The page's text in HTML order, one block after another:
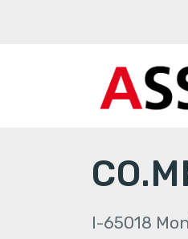
I-65018